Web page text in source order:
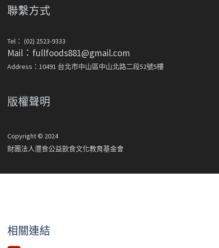
聯繫方式
Tel： (02) 2523-9333
Mail：fullfoods881@gmail.com
Address：10491 台北市中山區中山北路二段52號5樓
版權聲明
Copyright © 2024
財團法人灃食公益飲食文化教育基金會
相關連結